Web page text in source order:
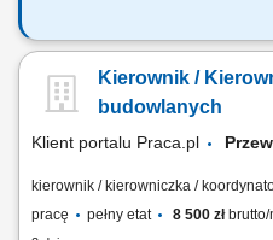
Na tym stanowisku będziesz
wniosków o wrażenie zgody
robót w ramach Planów Remontów
Kierownik /
budowlanych
Klient portalu Praca.pl
kierownik / kierowniczka /
pracę
pełny etat 8 500 złbrutto/